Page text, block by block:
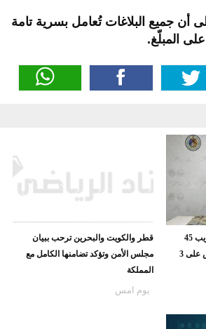
أن جميع البلاغات تُعامل بسرية تامة
المبلّغ.
حرس الحدود بعسير يحبط تهريب 45
كيلوجرامًا من الحشيش ويقبض على 3
قطر والكويت والبحرين ترحب ببيان
مجلس الأمن وتؤكد تضامنها الكامل مع
المملكة
يوم امس